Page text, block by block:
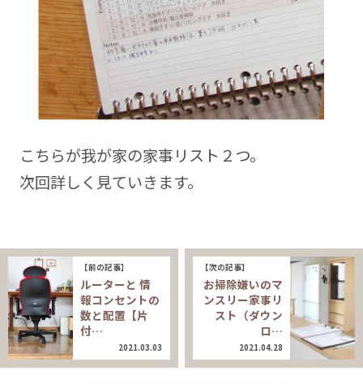
こちらが我が家の家事リスト２つ。
次回詳しく見ていきます。
【前の記事】
ルーターと 情
報コンセントの
数と配置【片
付…
2021.03.03
【次の記事】
お掃除嫌いのマ
ンスリー家事リ
スト（ダウン
ロ…
2021.04.28